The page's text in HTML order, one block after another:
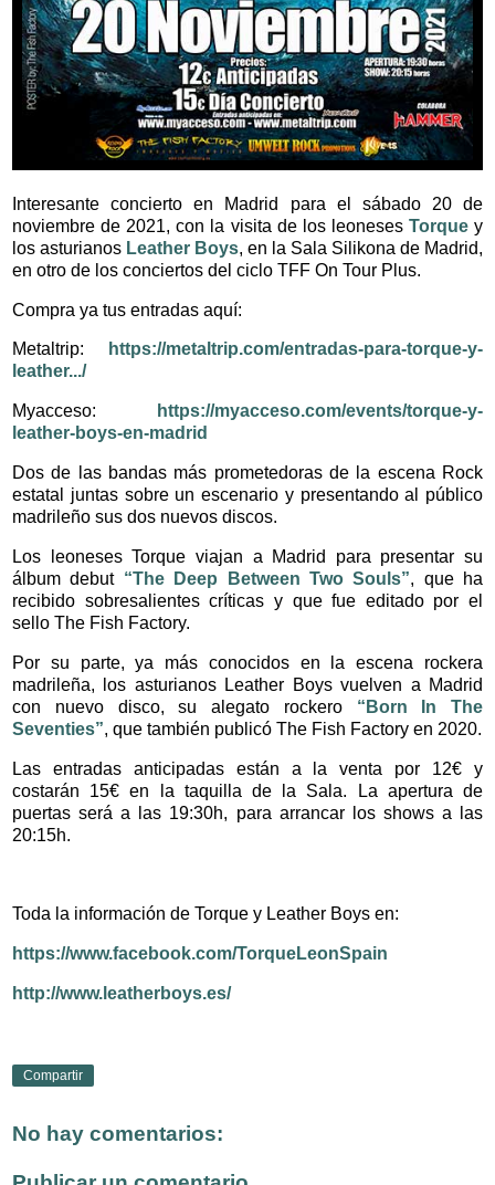
Interesante concierto en Madrid para el sábado 20 de
noviembre de 2021, con la visita de los leoneses Torquey
los asturianos Leather Boys, en la Sala Silikona de Madrid,
en otro de los conciertos del ciclo TFF On Tour Plus.
Compra ya tus entradas aquí:
Metaltrip:
https://metaltrip.com/entradas-para-torque-y-
leather.../
Myacceso:
https://myacceso.com/events/torque-y-
leather-boys-en-madrid
Dos de las bandas más prometedoras de la escena Rock
estatal juntas sobre un escenario y presentando al público
madrileño sus dos nuevos discos.
Los leoneses Torque viajan a Madrid para presentar su
álbum debut “The Deep Between Two Souls”, que ha
recibido sobresalientes críticas y que fue editado por el
sello The Fish Factory.
Por su parte, ya más conocidos en la escena rockera
madrileña, los asturianos Leather Boys vuelven a Madrid
con nuevo disco, su alegato rockero “Born In The
Seventies”, que también publicó The Fish Factory en 2020.
Las entradas anticipadas están a la venta por 12€ y
costarán 15€ en la taquilla de la Sala. La apertura de
puertas será a las 19:30h, para arrancar los shows a las
20:15h.
Toda la información de Torque y Leather Boys en:
https://www.facebook.com/TorqueLeonSpain
http://www.leatherboys.es/
Compartir
No hay comentarios: